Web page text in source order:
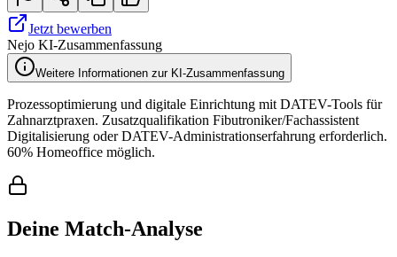
Jetzt bewerben
Nejo KI-Zusammenfassung
Weitere Informationen zur KI-Zusammenfassung
Prozessoptimierung und digitale Einrichtung mit DATEV-Tools für
Zahnarztpraxen. Zusatzqualifikation Fibutroniker/Fachassistent
Digitalisierung oder DATEV-Administrationserfahrung erforderlich.
60% Homeoffice möglich.
Deine Match-Analyse